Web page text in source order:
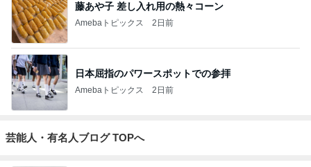
藤あや子 差し入れ用の熱々コーン
Amebaトピックス 2日前
日本屈指のパワースポットでの参拝
Amebaトピックス 2日前
芸能人・有名人ブログ TOPへ